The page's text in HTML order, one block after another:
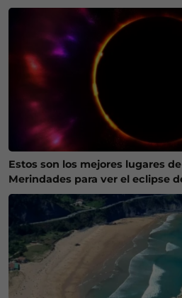
Estos son los mejores lugares
Merindades para ver el eclipse